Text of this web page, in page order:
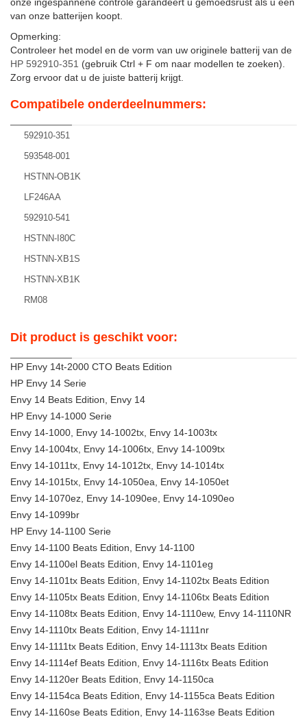
van onze batterijen koopt.
Opmerking:
Controleer het model en de vorm van uw originele batterij van de
HP 592910-351 (gebruik Ctrl + F om naar modellen te zoeken).
Zorg ervoor dat u de juiste batterij krijgt.
Compatibele onderdeelnummers:
592910-351
593548-001
HSTNN-OB1K
LF246AA
592910-541
HSTNN-I80C
HSTNN-XB1S
HSTNN-XB1K
RM08
Dit product is geschikt voor:
HP Envy 14t-2000 CTO Beats Edition
HP Envy 14 Serie
Envy 14 Beats Edition, Envy 14
HP Envy 14-1000 Serie
Envy 14-1000, Envy 14-1002tx, Envy 14-1003tx
Envy 14-1004tx, Envy 14-1006tx, Envy 14-1009tx
Envy 14-1011tx, Envy 14-1012tx, Envy 14-1014tx
Envy 14-1015tx, Envy 14-1050ea, Envy 14-1050et
Envy 14-1070ez, Envy 14-1090ee, Envy 14-1090eo
Envy 14-1099br
HP Envy 14-1100 Serie
Envy 14-1100 Beats Edition, Envy 14-1100
Envy 14-1100el Beats Edition, Envy 14-1101eg
Envy 14-1101tx Beats Edition, Envy 14-1102tx Beats Edition
Envy 14-1105tx Beats Edition, Envy 14-1106tx Beats Edition
Envy 14-1108tx Beats Edition, Envy 14-1110ew, Envy 14-1110NR
Envy 14-1110tx Beats Edition, Envy 14-1111nr
Envy 14-1111tx Beats Edition, Envy 14-1113tx Beats Edition
Envy 14-1114ef Beats Edition, Envy 14-1116tx Beats Edition
Envy 14-1120er Beats Edition, Envy 14-1150ca
Envy 14-1154ca Beats Edition, Envy 14-1155ca Beats Edition
Envy 14-1160se Beats Edition, Envy 14-1163se Beats Edition